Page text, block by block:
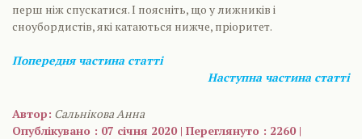
перш ніж спускатися. І поясніть, що у лижників і
сноубордистів, які катаються нижче, пріоритет.
Попередня частина статті
Наступна частина статті
Автор: Сальнікова Анна
Опублікувано : 07 січня 2020 | Переглянуто : 2260 |